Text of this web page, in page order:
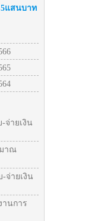
5แสนบาท
จ่ายเงิน
าณ
จ่ายเงิน
านการ